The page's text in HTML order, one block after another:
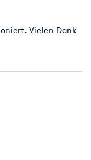
Vielen Dank